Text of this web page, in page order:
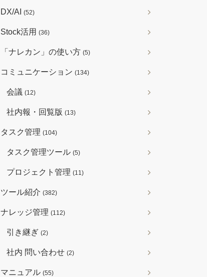
DX/AI (52)
Stock活用 (36)
「ナレカン」の使い方 (5)
コミュニケーション (134)
会議 (12)
社内報・回覧版 (13)
タスク管理 (104)
タスク管理ツール (5)
プロジェクト管理 (11)
ツール紹介 (382)
ナレッジ管理 (112)
引き継ぎ (2)
社内 問い合わせ (2)
マニュアル (55)